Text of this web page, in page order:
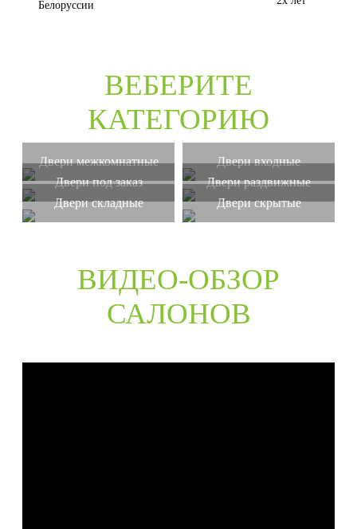
Белоруссии
ВЕБЕРИТЕ
КАТЕГОРИЮ
Двери межкомнатные
Двери входные
Двери под заказ
Двери раздвижные
Двери складные
Двери скрытые
ВИДЕО-ОБЗОР
САЛОНОВ